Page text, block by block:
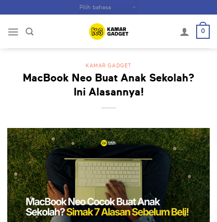
content
0
KAMAR GADGET
MacBook Neo Buat Anak Sekolah?
Ini Alasannya!